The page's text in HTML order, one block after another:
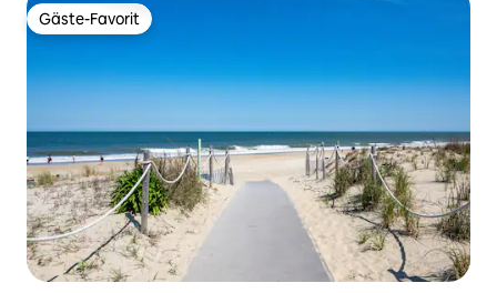
Gäste-Favorit
Gäste-Favorit